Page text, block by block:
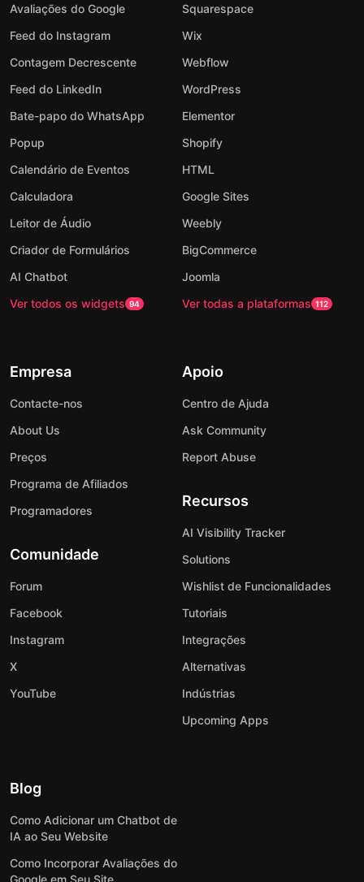
Avaliações do Google
Feed do Instagram
Contagem Decrescente
Feed do LinkedIn
Bate-papo do WhatsApp
Popup
Calendário de Eventos
Calculadora
Leitor de Áudio
Criador de Formulários
AI Chatbot
Ver todos os widgets 94
Squarespace
Wix
Webflow
WordPress
Elementor
Shopify
HTML
Google Sites
Weebly
BigCommerce
Joomla
Ver todas a plataformas 112
Empresa
Contacte-nos
About Us
Preços
Programa de Afiliados
Programadores
Comunidade
Forum
Facebook
Instagram
X
YouTube
Apoio
Centro de Ajuda
Ask Community
Report Abuse
Recursos
AI Visibility Tracker
Solutions
Wishlist de Funcionalidades
Tutoriais
Integrações
Alternativas
Indústrias
Upcoming Apps
Blog
Como Adicionar um Chatbot de
IA ao Seu Website
Como Incorporar Avaliações do
Google em Seu Site